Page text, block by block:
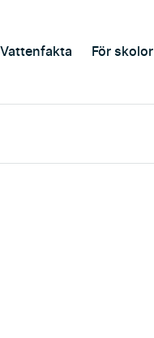
Vattenfakta För skolor